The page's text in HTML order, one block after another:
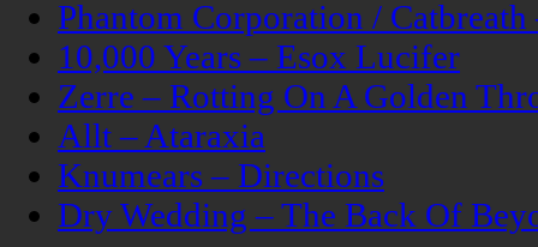
Phantom Corporation /
10,000 Years – Esox Lucifer
Zerre – Rotting On A Golden
Allt – Ataraxia
Knumears – Directions
Dry Wedding – The Back Of